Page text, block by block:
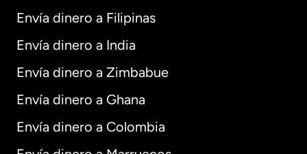
Envía dinero a Filipinas
Envía dinero a India
Envía dinero a Zimbabue
Envía dinero a Ghana
Envía dinero a Colombia